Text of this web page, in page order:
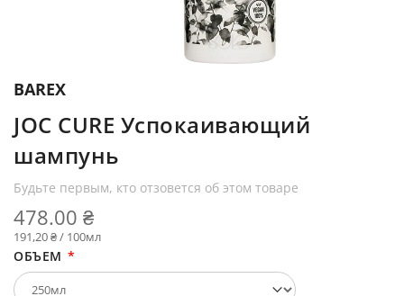
BAREX
JOC CURE Успокаивающий
шампунь
Будьте первым, кто отзовется об этом товаре
478.00 ₴
191,20 ₴ / 100мл
ОБЪЕМ